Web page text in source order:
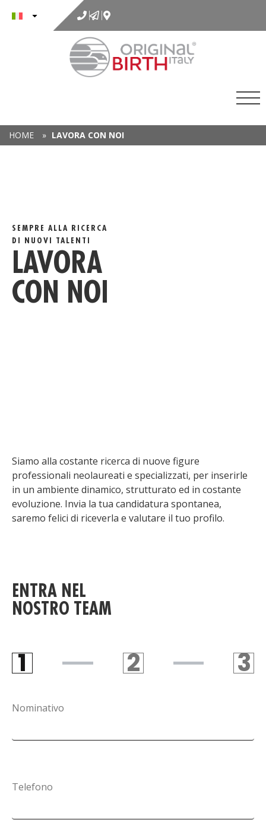
contenuto
HOME » LAVORA CON NOI
SEMPRE ALLA RICERCA
DI NUOVI TALENTI
LAVORA
CON NOI
Siamo alla costante ricerca di nuove figure
professionali neolaureati e specializzati, per inserirle
in un ambiente dinamico, strutturato ed in costante
evoluzione. Invia la tua candidatura spontanea,
saremo felici di riceverla e valutare il tuo profilo.
ENTRA NEL
NOSTRO TEAM
1STEP 1 2STEP 2 3
Nominativo
Telefono